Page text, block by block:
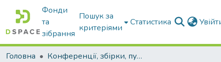
Фонди
та
зібрання
Пошук за
критеріями
Статистика
Головна
Конференції, збірки, публікації молодих вчених і здобувачів : магістрів, бакалаврів, аспірантів.